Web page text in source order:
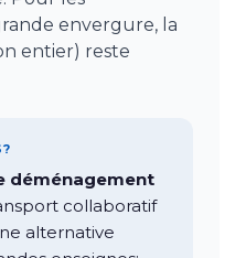
envergure, la
entier) reste
déménagement
collaboratif
alternative